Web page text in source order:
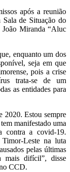
após a reunião
Sala de Situação do
Miranda “Aluc
enquanto um dos
seja em que
pois a crise
trata-se de um
as entidades para
2020. Estou sempre
manifestado uma
contra a covid-19.
Leste na luta
pelas últimas
mais difícil”, disse
CCD.